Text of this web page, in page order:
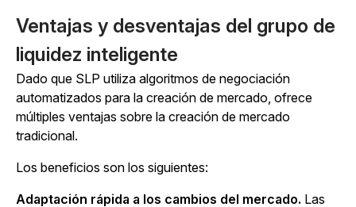
Ventajas y desventajas del grupo de
liquidez inteligente
Dado que SLP utiliza algoritmos de negociación
automatizados para la creación de mercado, ofrece
múltiples ventajas sobre la creación de mercado
tradicional.
Los beneficios son los siguientes:
Adaptación rápida a los cambios del mercado. Las